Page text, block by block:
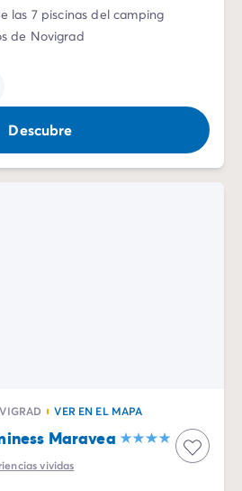
catering
a ti
las 7 piscinas del camping
de Novigrad
Descubre
VER EN EL MAPA
Maravea
vividas